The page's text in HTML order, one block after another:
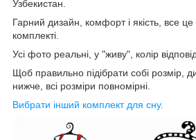
Узбекистан.
Гарний дизайн, комфорт і якість, все
комплекті.
Усі фото реальні, у "живу", колір
Щоб правильно підібрати собі розмір,
нижче, всі розміри повномірні.
Вибрати інший комплект для сну.